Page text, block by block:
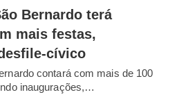
Bernardo terá
mais festas,
cívico
contará com mais de 100
inaugurações,…